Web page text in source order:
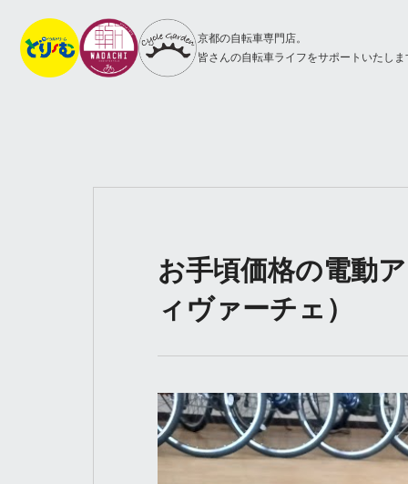
京都の自転車専門店。
皆さんの自転車ライフをサポートいたしま
お手頃価格の電動
ィヴァーチェ）